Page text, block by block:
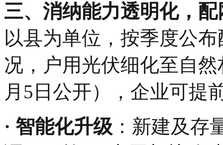
三、消纳能力透明化，
以县为单位，按季度公
况，户用光伏细化至自
月5日公开），企业可提
·‌ 智能化升级‌ ：新建及存